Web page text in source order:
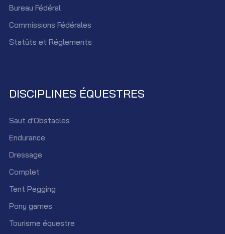
Bureau Fédéral
Commissions Fédérales
Statûts et Réglements
DISCIPLINES ÉQUESTRES
Saut d'Obstacles
Endurance
Dressage
Complet
Tent Pegging
Pony games
Tourisme équestre